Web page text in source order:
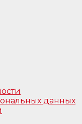
данных